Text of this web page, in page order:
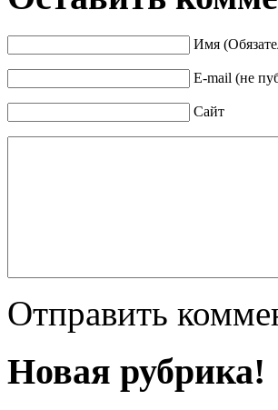
Имя
E-mail (не
Сайт
Отправить
Новая рубрика!